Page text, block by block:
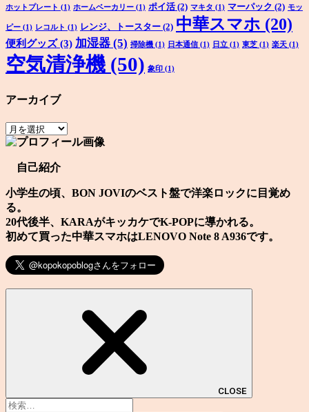
ホットプレート (1) ホームベーカリー (1) ポイ活(2) マキタ (1) マーパック (2) モッ
ピー (1) レコルト (1) レンジ、トースター (2) 中華スマホ (20)
便利グッズ(3) 加湿器 (5) 掃除機 (1) 日本通信 (1) 日立 (1) 東芝 (1) 楽天 (1)
空気清浄機 (50) 象印 (1)
アーカイブ
ア
ー
ブ
自己紹介
小学生の頃、BON JOVIのベスト盤で洋楽ロックに目覚め
る。
20代後半、KARAがキッカケでK-POPに導かれる。
初めて買った中華スマホはLENOVO Note 8 A936です。
CLOSE
検